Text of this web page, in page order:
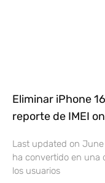
Eliminar iPhone
reporte de IMEI
Last updated on June
ha convertido en una
los usuarios